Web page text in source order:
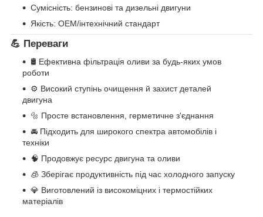
Сумісність: бензинові та дизельні двигуни
Якість: OEM/інтехнічний стандарт
💪 Переваги
🛢️ Ефективна фільтрація оливи за будь-яких умов
роботи
⚙️ Високий ступінь очищення й захист деталей
двигуна
🔩 Просте встановлення, герметичне з'єднання
🚘 Підходить для широкого спектра автомобілів і
техніки
🧠 Продовжує ресурс двигуна та оливи
🧊 Зберігає продуктивність під час холодного запуску
💎 Виготовлений із високоміцних і термостійких
матеріалів